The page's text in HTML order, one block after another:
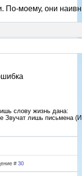
По-моему, они
слову жизнь дана:
Звучат лишь письмена
# 30